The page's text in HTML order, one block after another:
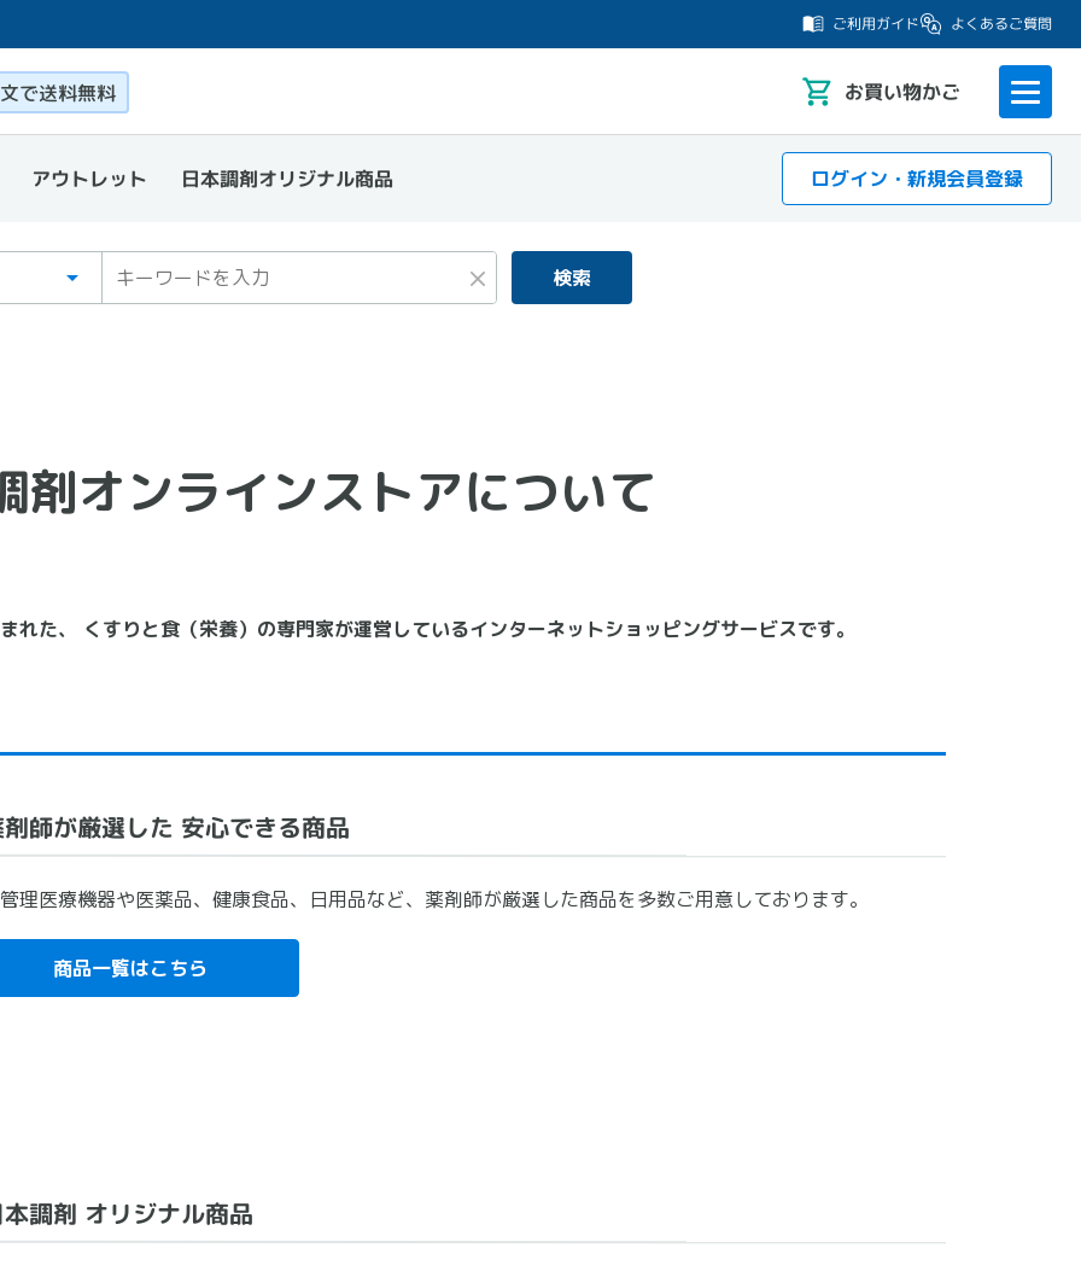
ご利用ガイド よくあるご質問
で送料無料 お買い物かご
アウトレット 日本調剤オリジナル商品 ログイン・新規会員登録
× 検索
剤オンラインストアについて
れた、 くすりと食（栄養）の専門家が運営しているインターネットショッピングサービスです。
師が厳選した 安心できる商品
理医療機器や医薬品、健康食品、日用品など、薬剤師が厳選した商品を多数ご用意しております。
商品一覧はこちら
調剤 オリジナル商品